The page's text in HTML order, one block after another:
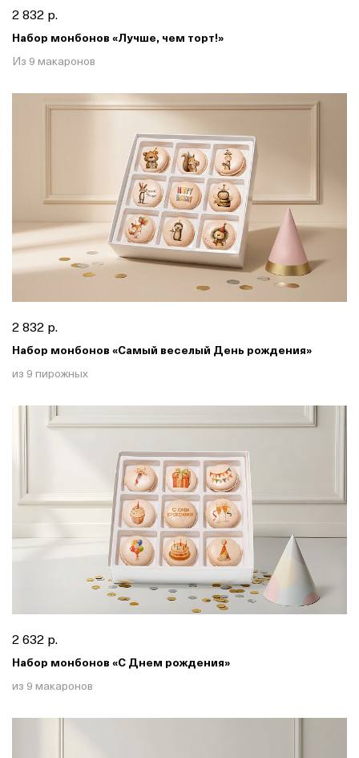
2 832 р.
Набор монбонов «Лучше, чем торт!»
Из 9 макаронов
2 832 р.
Набор монбонов «Самый веселый День рождения»
из 9 пирожных
2 632 р.
Набор монбонов «С Днем рождения»
из 9 макаронов